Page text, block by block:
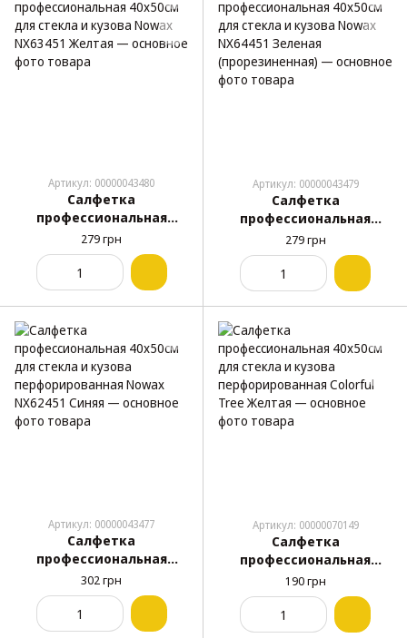
Артикул: 00000043480
Салфетка
профессиональная
40х50см для стекла и
кузова Nowax NX63451
Желтая
279 грн
Артикул: 00000043479
Салфетка
профессиональная
40х50см для стекла и
кузова Nowax NX64451
Зеленая (прорезиненная)
279 грн
Артикул: 00000043477
Салфетка
профессиональная
40х50см для стекла и
кузова
перфорированная Nowax
NX62451 Синяя
302 грн
Артикул: 00000070149
Салфетка
профессиональная
40х50см для стекла и
кузова
перфорированная
Colorful Tree Желтая
190 грн